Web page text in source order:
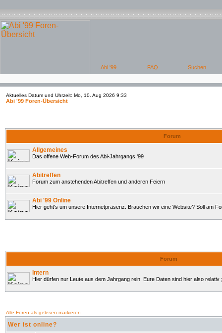
Aktuelles Datum und Uhrzeit: Mo, 10. Aug 2026 9:33
Abi '99 Foren-Übersicht
Forum
Allgemeines
Das offene Web-Forum des Abi-Jahrgangs '99
Abitreffen
Forum zum anstehenden Abitreffen und anderen Feiern
Abi '99 Online
Hier geht's um unsere Internetpräsenz. Brauchen wir eine Website? Soll am
Forum
Intern
Hier dürfen nur Leute aus dem Jahrgang rein. Eure Daten sind hier also relativ
Alle Foren als gelesen markieren
Wer ist online?